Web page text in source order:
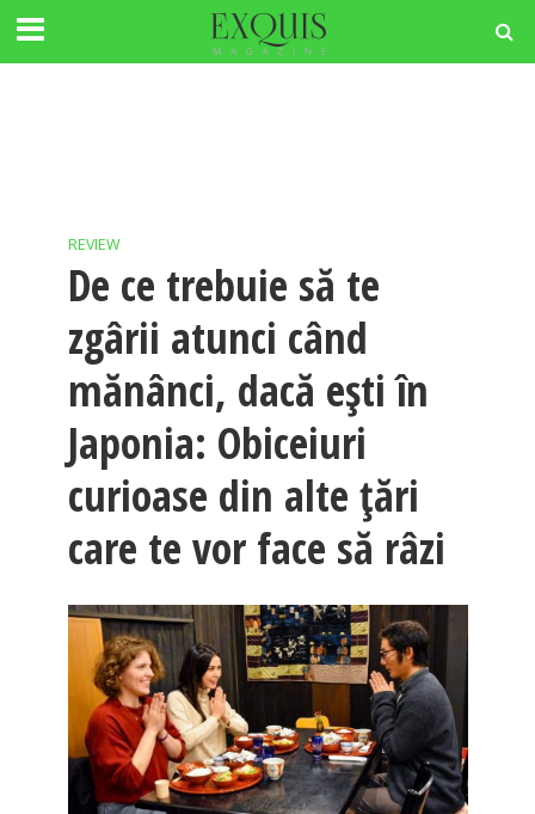
REVIEW
De ce trebuie să te
zgârii atunci când
mănânci, dacă ești în
Japonia: Obiceiuri
curioase din alte țări
care te vor face să râzi